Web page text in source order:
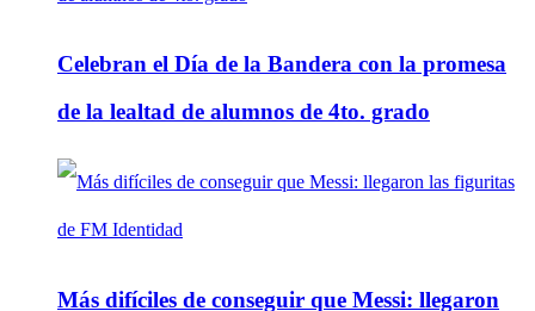
Celebran el Día de la Bandera con la promesa
de la lealtad de alumnos de 4to. grado
Más difíciles de conseguir que Messi: llegaron